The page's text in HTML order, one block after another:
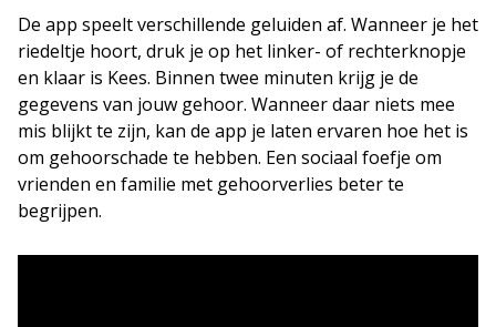
De app speelt verschillende geluiden af. Wanneer je het
riedeltje hoort, druk je op het linker- of rechterknopje
en klaar is Kees. Binnen twee minuten krijg je de
gegevens van jouw gehoor. Wanneer daar niets mee
mis blijkt te zijn, kan de app je laten ervaren hoe het is
om gehoorschade te hebben. Een sociaal foefje om
vrienden en familie met gehoorverlies beter te
begrijpen.